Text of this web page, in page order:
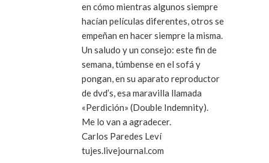
en cómo mientras algunos siempre
hacían películas diferentes, otros se
empeñan en hacer siempre la misma.
Un saludo y un consejo: este fin de
semana, túmbense en el sofá y
pongan, en su aparato reproductor
de dvd’s, esa maravilla llamada
«Perdición» (Double Indemnity).
Me lo van a agradecer.
Carlos Paredes Leví
tujes.livejournal.com